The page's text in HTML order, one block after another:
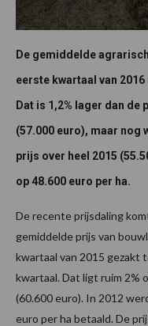
De gemiddelde
eerste kwartaal van
Dat is 1,2% lager dan de
(57.000 euro), maar nog
prijs over heel 2015
op 48.600 euro per ha.
De recente prijsdaling
gemiddelde prijs van
kwartaal van 2015 gezakt
kwartaal. Dat ligt ruim 2%
(60.600 euro). In 2012
euro per ha betaald. De